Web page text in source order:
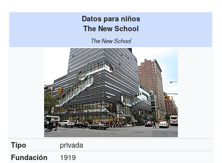
Datos para niños
The New School
The New School
Tipo privada
Fundación 1919